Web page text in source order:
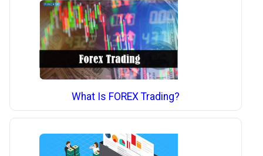
What Is FOREX Trading?